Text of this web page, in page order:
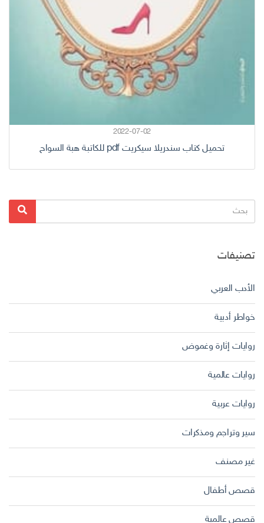
2022-07-02
تحميل كتاب سندريلا سيكريت pdf للكاتبة هبة السواح
البحث
عن:
بحث
تصنيفات
الأدب العربي
خواطر أدبية
روايات إثارة وغموض
روايات عالمية
روايات عربية
سير وتراجم ومذكرات
غير مصنف
قصص أطفال
قصص عالمية